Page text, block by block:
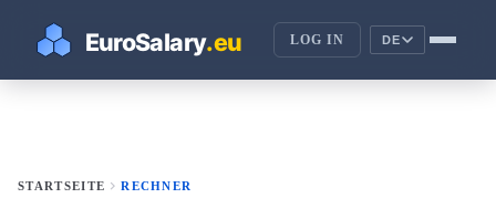
LOG IN DE
STARTSEITE chevron_rightRECHNER